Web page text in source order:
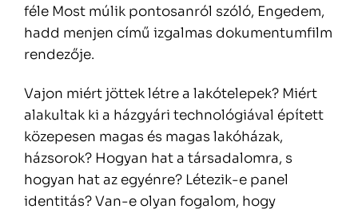
féle Most múlik pontosanról szóló, Engedem,
hadd menjen című izgalmas dokumentumfilm
rendezője.
Vajon miért jöttek létre a lakótelepek? Miért
alakultak ki a házgyári technológiával épített
közepesen magas és magas lakóházak,
házsorok? Hogyan hat a társadalomra, s
hogyan hat az egyénre? Létezik-e panel
identitás? Van-e olyan fogalom, hogy